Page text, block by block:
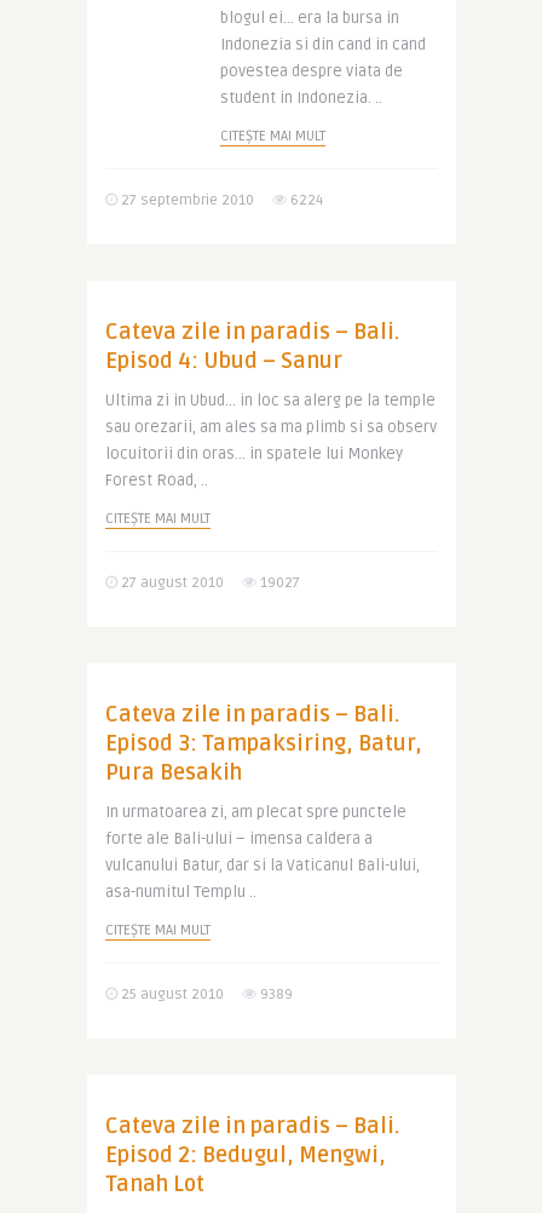
blogul ei… era la bursa in
Indonezia si din cand in cand
povestea despre viata de
student in Indonezia. ..
CITEȘTE MAI MULT
27 septembrie 2010 6224
Cateva zile in paradis – Bali.
Episod 4: Ubud – Sanur
Ultima zi in Ubud… in loc sa alerg pe la temple
sau orezarii, am ales sa ma plimb si sa observ
locuitorii din oras… in spatele lui Monkey
Forest Road, ..
CITEȘTE MAI MULT
27 august 2010 19027
Cateva zile in paradis – Bali.
Episod 3: Tampaksiring, Batur,
Pura Besakih
In urmatoarea zi, am plecat spre punctele
forte ale Bali-ului – imensa caldera a
vulcanului Batur, dar si la Vaticanul Bali-ului,
asa-numitul Templu ..
CITEȘTE MAI MULT
25 august 2010 9389
Cateva zile in paradis – Bali.
Episod 2: Bedugul, Mengwi,
Tanah Lot